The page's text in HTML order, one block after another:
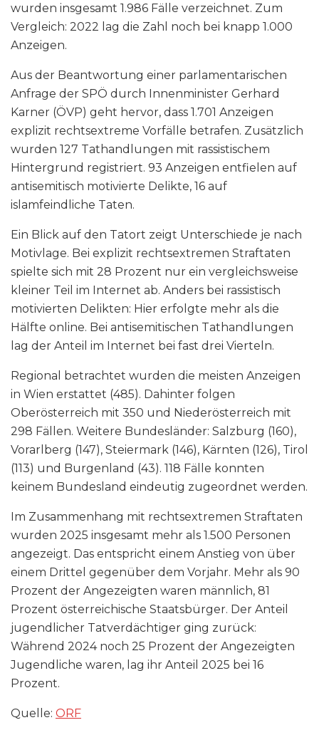
wurden insgesamt 1.986 Fälle verzeichnet. Zum
Vergleich: 2022 lag die Zahl noch bei knapp 1.000
Anzeigen.
Aus der Beantwortung einer parlamentarischen
Anfrage der SPÖ durch Innenminister Gerhard
Karner (ÖVP) geht hervor, dass 1.701 Anzeigen
explizit rechtsextreme Vorfälle betrafen. Zusätzlich
wurden 127 Tathandlungen mit rassistischem
Hintergrund registriert. 93 Anzeigen entfielen auf
antisemitisch motivierte Delikte, 16 auf
islamfeindliche Taten.
Ein Blick auf den Tatort zeigt Unterschiede je nach
Motivlage. Bei explizit rechtsextremen Straftaten
spielte sich mit 28 Prozent nur ein vergleichsweise
kleiner Teil im Internet ab. Anders bei rassistisch
motivierten Delikten: Hier erfolgte mehr als die
Hälfte online. Bei antisemitischen Tathandlungen
lag der Anteil im Internet bei fast drei Vierteln.
Regional betrachtet wurden die meisten Anzeigen
in Wien erstattet (485). Dahinter folgen
Oberösterreich mit 350 und Niederösterreich mit
298 Fällen. Weitere Bundesländer: Salzburg (160),
Vorarlberg (147), Steiermark (146), Kärnten (126), Tirol
(113) und Burgenland (43). 118 Fälle konnten
keinem Bundesland eindeutig zugeordnet werden.
Im Zusammenhang mit rechtsextremen Straftaten
wurden 2025 insgesamt mehr als 1.500 Personen
angezeigt. Das entspricht einem Anstieg von über
einem Drittel gegenüber dem Vorjahr. Mehr als 90
Prozent der Angezeigten waren männlich, 81
Prozent österreichische Staatsbürger. Der Anteil
jugendlicher Tatverdächtiger ging zurück:
Während 2024 noch 25 Prozent der Angezeigten
Jugendliche waren, lag ihr Anteil 2025 bei 16
Prozent.
Quelle: ORF